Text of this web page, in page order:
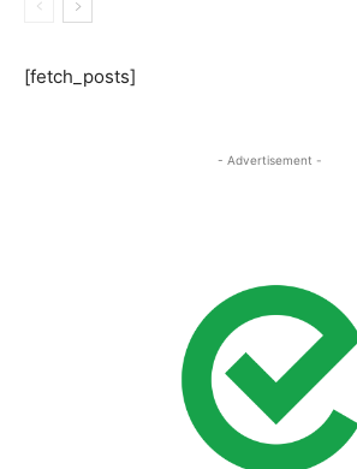
[fetch_posts]
- Advertisement -